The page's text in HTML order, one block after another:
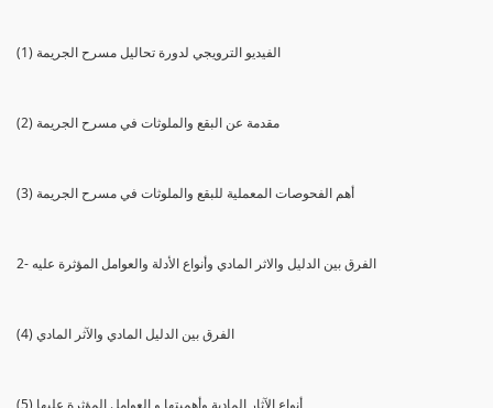
(1) الفيديو الترويجي لدورة تحاليل مسرح الجريمة
(2) مقدمة عن البقع والملوثات في مسرح الجريمة
(3) أهم الفحوصات المعملية للبقع والملوثات في مسرح الجريمة
2- الفرق بين الدليل والاثر المادي وأنواع الأدلة والعوامل المؤثرة عليه
(4) الفرق بين الدليل المادي والآثر المادي
(5) أنواع الآثار المادية وأهميتها و العوامل المؤثرة عليها